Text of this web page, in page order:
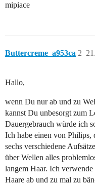
mipiace
Buttercreme_a953ca 2
Hallo,
wenn Du nur ab und zu
kannst Du unbesorgt zum
Dauergebrauch würde ich
Ich habe einen von Philips,
sechs verschiedene
über Wellen alles
langem Haar. Ich
Haare ab und zu mal zu